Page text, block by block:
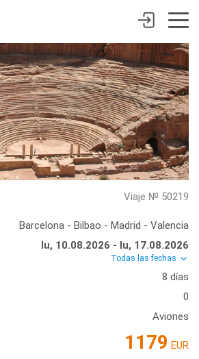
Viaje № 50219
Barcelona - Bilbao - Madrid - Valencia
lu, 10.08.2026 - lu, 17.08.2026
Todas las fechas
8 días
0
Aviones
1179 EUR